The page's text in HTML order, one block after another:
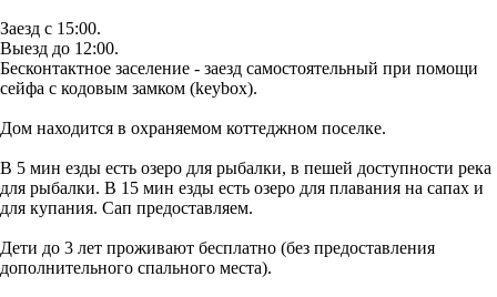
Заезд с 15:00.
Выезд до 12:00.
Бесконтактное заселение - заезд самостоятельный при помощи
сейфа с кодовым замком (keybox).
Дом находится в охраняемом коттеджном поселке.
В 5 мин езды есть озеро для рыбалки, в пешей доступности река
для рыбалки. В 15 мин езды есть озеро для плавания на сапах и
для купания. Сап предоставляем.
Дети до 3 лет проживают бесплатно (без предоставления
дополнительного спального места).